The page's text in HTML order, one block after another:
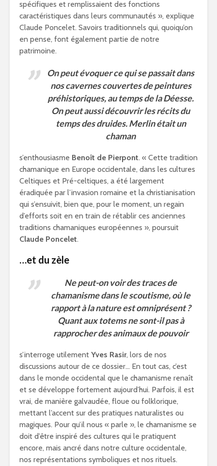
spécifiques et remplissaient des fonctions
caractéristiques dans leurs communautés », explique
Claude Poncelet. Savoirs traditionnels qui, quoiqu’on
en pense, font également partie de notre
patrimoine.
On peut évoquer ce qui se passait dans
nos cavernes couvertes de peintures
préhistoriques, au temps de la Déesse.
On peut aussi découvrir les récits du
temps des druides. Merlin était un
chaman
s’enthousiasme Benoît de Pierpont. « Cette tradition
chamanique en Europe occidentale, dans les cultures
Celtiques et Pré-celtiques, a été largement
éradiquée par l’invasion romaine et la christianisation
qui s’ensuivit, bien que, pour le moment, un regain
d’efforts soit en en train de rétablir ces anciennes
traditions chamaniques européennes », poursuit
Claude Poncelet.
…et du zèle
Ne peut-on voir des traces de
chamanisme dans le scoutisme, où le
rapport à la nature est omniprésent ?
Quant aux totems ne sont-il pas à
rapprocher des animaux de pouvoir
s’interroge utilement Yves Rasir, lors de nos
discussions autour de ce dossier… En tout cas, c’est
dans le monde occidental que le chamanisme renaît
et se développe fortement aujourd’hui. Parfois, il est
vrai, de manière galvaudée, floue ou folklorique,
mettant l’accent sur des pratiques naturalistes ou
magiques. Pour qu’il nous « parle », le chamanisme se
doit d’être inspiré des cultures qui le pratiquent
encore, mais ancré dans notre culture occidentale,
nos représentations symboliques et nos rituels.